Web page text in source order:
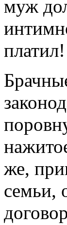
муж
платил!
же,
семьи,